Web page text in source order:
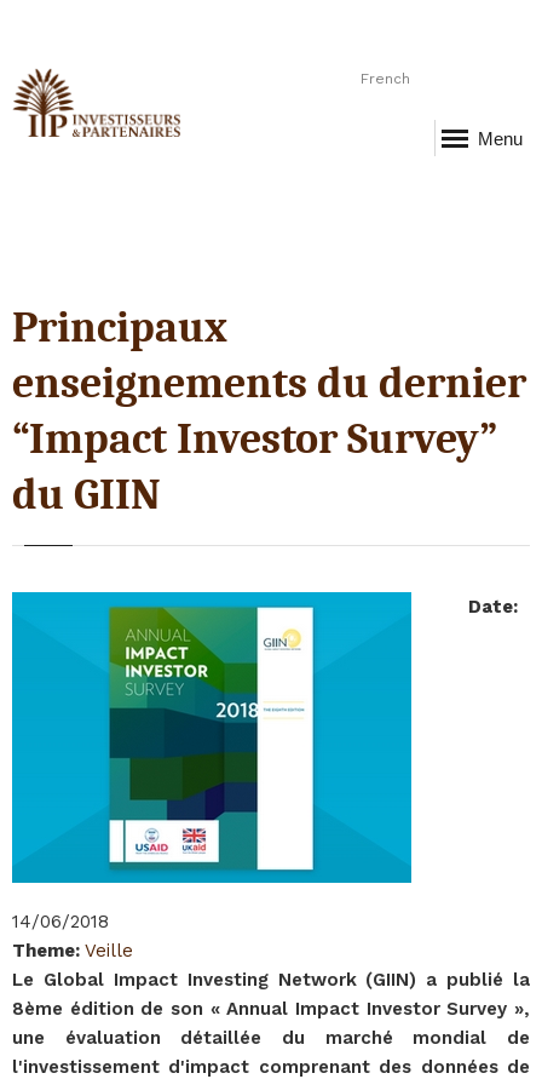
French
Menu
Principaux
enseignements du dernier
“Impact Investor Survey”
du GIIN
Date:
14/06/2018
Theme: Veille
Le Global Impact Investing Network (GIIN) a publié la
8ème édition de son « Annual Impact Investor Survey »,
une évaluation détaillée du marché mondial de
l'investissement d'impact comprenant des données de